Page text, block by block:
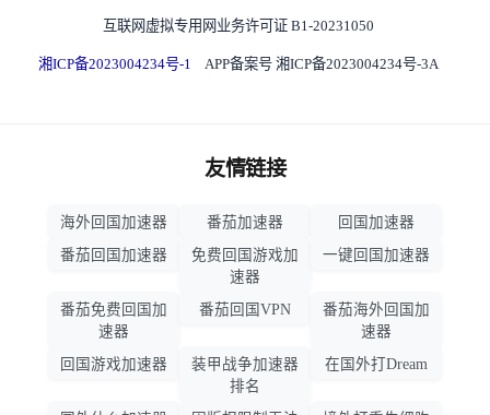
互联网虚拟专用网业务许可证 B1-20231050
湘ICP备2023004234号-1 APP备案号 湘ICP备2023004234号-3A
友情链接
海外回国加速器 番茄加速器
回国加速器
番茄回国加速器
免费回国游戏加
速器
一键回国加速器
番茄免费回国加
速器
番茄回国VPN
番茄海外回国加
速器
回国游戏加速器
装甲战争加速器
排名
在国外打Dream